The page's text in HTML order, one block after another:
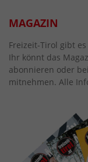
MAGAZIN
Freizeit-Tirol gibt es
Ihr könnt das
abonnieren oder
mitnehmen. Alle